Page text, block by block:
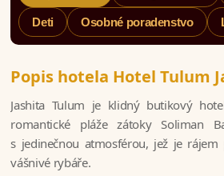
Deti Osobné poradenstvo
Popis hotela Hotel Tulum
Jashita Tulum je klidný butikový
romantické pláže zátoky Soliman
s jedinečnou atmosférou, jež je
vášnivé rybáře.